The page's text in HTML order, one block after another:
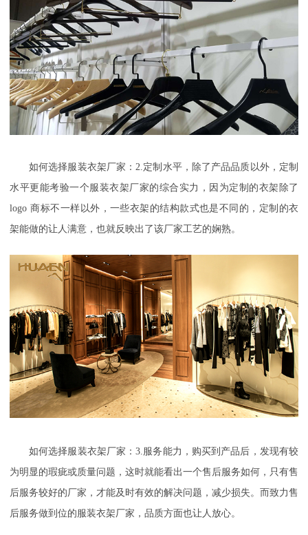
如何选择服装衣架厂家：2.定制水平，除了产品品质以外，定制
水平更能考验一个服装衣架厂家的综合实力，因为定制的衣架除了
logo 商标不一样以外，一些衣架的结构款式也是不同的，定制的衣
架能做的让人满意，也就反映出了该厂家工艺的娴熟。
如何选择服装衣架厂家：3.服务能力，购买到产品后，发现有较
为明显的瑕疵或质量问题，这时就能看出一个售后服务如何，只有售
后服务较好的厂家，才能及时有效的解决问题，减少损失。而致力售
后服务做到位的服装衣架厂家，品质方面也让人放心。